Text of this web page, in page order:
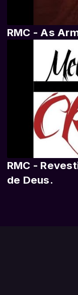
RMC - As
RMC -
de Deus.